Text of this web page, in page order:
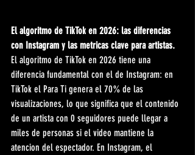
El algoritmo de TikTok en 2026: las diferencias
con Instagram y las metricas clave para artistas.
El algoritmo de TikTok en 2026 tiene una
diferencia fundamental con el de Instagram: en
TikTok el Para Ti genera el 70% de las
visualizaciones, lo que significa que el contenido
de un artista con 0 seguidores puede llegar a
miles de personas si el video mantiene la
atencion del espectador. En Instagram, el